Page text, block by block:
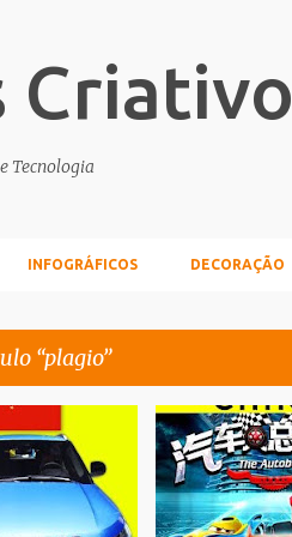
Tecnologia
INFOGRÁFICOS DECORAÇÃO
plagio
PLAGIO